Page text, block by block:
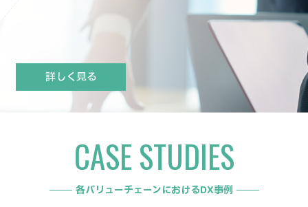
詳しく見る
CASE STUDIES
各バリューチェーンにおけるDX事例